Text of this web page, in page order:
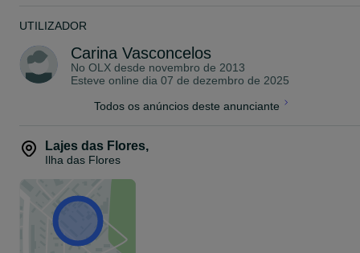
UTILIZADOR
Carina Vasconcelos
No OLX desde novembro de 2013
Esteve online dia 07 de dezembro de 2025
Todos os anúncios deste anunciante
Lajes das Flores,
Ilha das Flores